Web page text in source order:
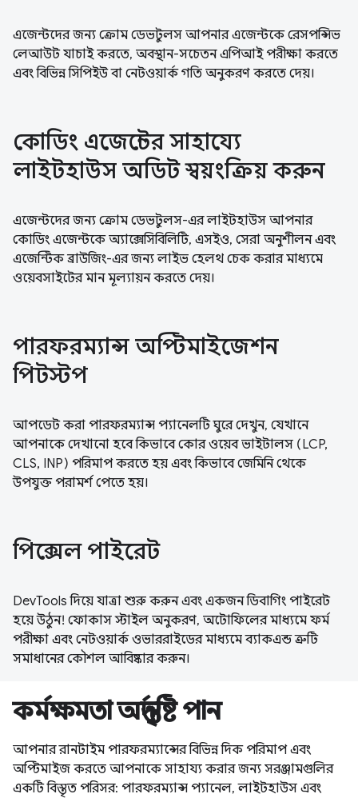
এজেন্টদের জন্য ক্রোম ডেভটুলস আপনার এজেন্টকে রেসপন্সিভ
লেআউট যাচাই করতে, অবস্থান-সচেতন এপিআই পরীক্ষা করতে
এবং বিভিন্ন সিপিইউ বা নেটওয়ার্ক গতি অনুকরণ করতে দেয়।
কোডিং এজেন্টের সাহায্যে
লাইটহাউস অডিট স্বয়ংক্রিয় করুন
এজেন্টদের জন্য ক্রোম ডেভটুলস-এর লাইটহাউস আপনার
কোডিং এজেন্টকে অ্যাক্সেসিবিলিটি, এসইও, সেরা অনুশীলন এবং
এজেন্টিক ব্রাউজিং-এর জন্য লাইভ হেলথ চেক করার মাধ্যমে
ওয়েবসাইটের মান মূল্যায়ন করতে দেয়।
পারফরম্যান্স অপ্টিমাইজেশন
পিটস্টপ
আপডেট করা পারফরম্যান্স প্যানেলটি ঘুরে দেখুন, যেখানে
আপনাকে দেখানো হবে কিভাবে কোর ওয়েব ভাইটালস (LCP,
CLS, INP) পরিমাপ করতে হয় এবং কিভাবে জেমিনি থেকে
উপযুক্ত পরামর্শ পেতে হয়।
পিক্সেল পাইরেট
DevTools দিয়ে যাত্রা শুরু করুন এবং একজন ডিবাগিং পাইরেট
হয়ে উঠুন! ফোকাস স্টাইল অনুকরণ, অটোফিলের মাধ্যমে ফর্ম
পরীক্ষা এবং নেটওয়ার্ক ওভাররাইডের মাধ্যমে ব্যাকএন্ড ত্রুটি
সমাধানের কৌশল আবিষ্কার করুন।
কর্মক্ষমতা অন্তর্দৃষ্টি পান
আপনার রানটাইম পারফরম্যান্সের বিভিন্ন দিক পরিমাপ এবং
অপ্টিমাইজ করতে আপনাকে সাহায্য করার জন্য সরঞ্জামগুলির
একটি বিস্তৃত পরিসর: পারফরম্যান্স প্যানেল, লাইটহাউস এবং